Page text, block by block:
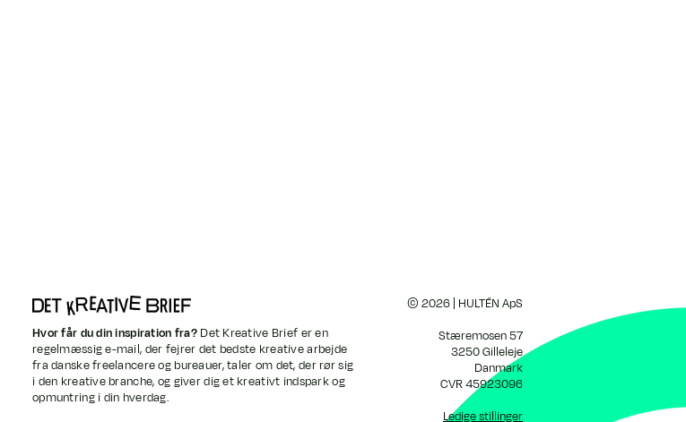
Hvor får du din inspiration fra?Det Kreative Brief er en
regelmæssig e-mail, der fejrer det bedste kreative arbejde
fra danske freelancere og bureauer, taler om det, der rør sig
i den kreative branche, og giver dig et kreativt indspark og
opmuntring i din hverdag.
© 2026 | HULTÉN ApS
Stæremosen 57
3250 Gilleleje
Danmark
CVR 45923096
Ledige stillinger